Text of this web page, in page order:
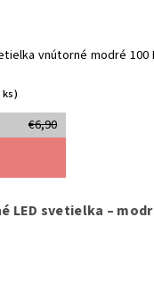
vnútorné modré 100
€6,90
LED svetielka –